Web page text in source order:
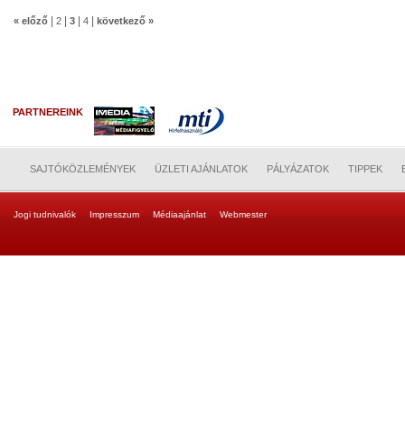
« előző 2 3 4 következő »
PARTNEREINK
SAJTÓKÖZLEMÉNYEK ÜZLETI AJÁNLATOK PÁLYÁZATOK TIPPEK
Jogi tudnivalók Impresszum Médiaajánlat Webmester